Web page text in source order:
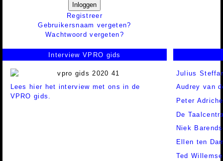
Inloggen
Registreer
Gebruikersnaam vergeten?
Wachtwoord vergeten?
Interview VPRO gids
Lees hier het interview met ons in de
VPRO gids.
Julius
Audrey van
Peter
De
Niek
Ellen ten
Ted Willemse